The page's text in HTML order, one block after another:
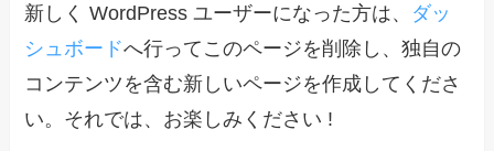
新しく WordPress ユーザーになった方は、 ダッ
シュボードへ行ってこのページを削除し、独自の
コンテンツを含む新しいページを作成してくださ
い。それでは、お楽しみください !